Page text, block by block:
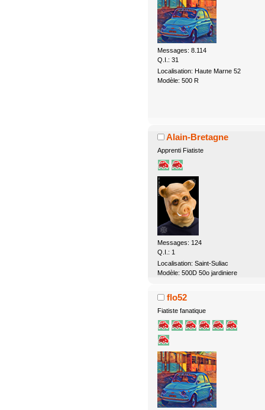
Messages: 8.114
Q.I.: 31
Localisation: Haute Marne 52
Modèle: 500 R
Alain-Bretagne
Apprenti Fiatiste
Messages: 124
Q.I.: 1
Localisation: Saint-Suliac
Modèle: 500D 50o jardiniere
flo52
Fiatiste fanatique